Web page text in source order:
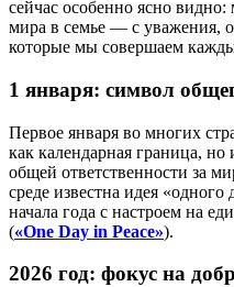
сейчас особенно ясно
мира в семье — с уважения,
которые мы совершаем
1 января: символ
Первое января во многих
как календарная граница,
общей ответственности за
среде известна идея
начала года с настроем на
(«One Day in Peace»).
2026 год: фокус на